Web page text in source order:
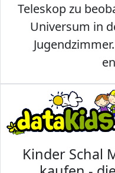
Teleskop zu
Universum in
Kinder Schal